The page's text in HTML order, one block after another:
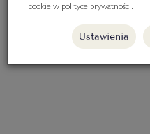
Do
cookie w polityce prywatności.
Ustawienia